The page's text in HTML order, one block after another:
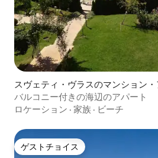
スヴェティ・ヴラスのマンション・
バルコニー付きの海辺のアパート
ロケーション · 家族 · ビーチ
ゲストチョイス
ゲストチョイス